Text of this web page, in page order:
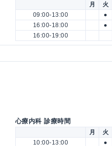
月 火
09:00-13:00
●
16:00-18:00
●
16:00-19:00
心療内科 診療時間
月 火
10:00-13:00
●